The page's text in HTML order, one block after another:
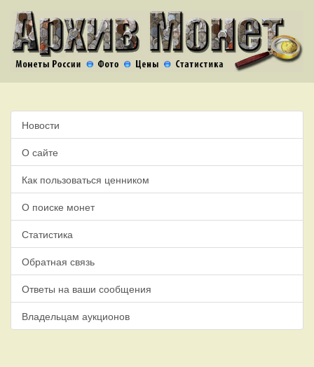
Новости
О сайте
Как пользоваться ценником
О поиске монет
Статистика
Обратная связь
Ответы на ваши сообщения
Владельцам аукционов